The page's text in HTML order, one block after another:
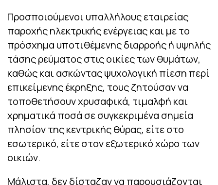
Προσποιούμενοι υπαλλήλους εταιρείας
παροχής ηλεκτρικής ενέργειας και με το
πρόσχημα υποτιθέμενης διαρροής ή υψηλής
τάσης ρεύματος στις οικίες των θυμάτων,
καθώς και ασκώντας ψυχολογική πίεση περί
επικείμενης έκρηξης, τους ζητούσαν να
τοποθετήσουν χρυσαφικά, τιμαλφή και
χρηματικά ποσά σε συγκεκριμένα σημεία
πλησίον της κεντρικής θύρας, είτε στο
εσωτερικό, είτε στον εξωτερικό χώρο των
οικιών.
Μάλιστα, δεν δίσταζαν να παρουσιάζονται